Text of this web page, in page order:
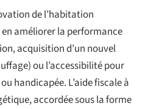
de l’habitation
améliorer la performance
acquisition d’un nouvel
ou l’accessibilité pour
handicapée. L’aide fiscale à
accordée sous la forme